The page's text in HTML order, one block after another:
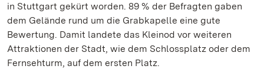
in Stuttgart gekürt worden. 89 % der Befragten gaben
dem Gelände rund um die Grabkapelle eine gute
Bewertung. Damit landete das Kleinod vor weiteren
Attraktionen der Stadt, wie dem Schlossplatz oder dem
Fernsehturm, auf dem ersten Platz.